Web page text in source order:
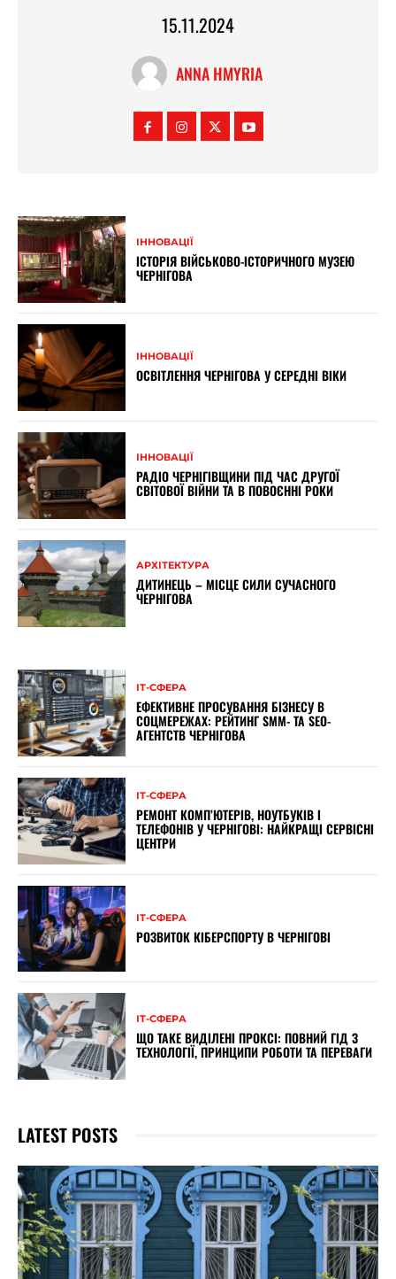
15.11.2024
ANNA HMYRIA
ІННОВАЦІЇ
ІСТОРІЯ ВІЙСЬКОВО-ІСТОРИЧНОГО МУЗЕЮ
ЧЕРНІГОВА
ІННОВАЦІЇ
ОСВІТЛЕННЯ ЧЕРНІГОВА У СЕРЕДНІ ВІКИ
ІННОВАЦІЇ
РАДІО ЧЕРНІГІВЩИНИ ПІД ЧАС ДРУГОЇ
СВІТОВОЇ ВІЙНИ ТА В ПОВОЄННІ РОКИ
АРХІТЕКТУРА
ДИТИНЕЦЬ – МІСЦЕ СИЛИ СУЧАСНОГО
ЧЕРНІГОВА
ІТ-СФЕРА
ЕФЕКТИВНЕ ПРОСУВАННЯ БІЗНЕСУ В
СОЦМЕРЕЖАХ: РЕЙТИНГ SMM- ТА SEO-
АГЕНТСТВ ЧЕРНІГОВА
ІТ-СФЕРА
РЕМОНТ КОМП’ЮТЕРІВ, НОУТБУКІВ І
ТЕЛЕФОНІВ У ЧЕРНІГОВІ: НАЙКРАЩІ СЕРВІСНІ
ЦЕНТРИ
ІТ-СФЕРА
РОЗВИТОК КІБЕРСПОРТУ В ЧЕРНІГОВІ
ІТ-СФЕРА
ЩО ТАКЕ ВИДІЛЕНІ ПРОКСІ: ПОВНИЙ ГІД З
ТЕХНОЛОГІЇ, ПРИНЦИПИ РОБОТИ ТА ПЕРЕВАГИ
LATEST POSTS